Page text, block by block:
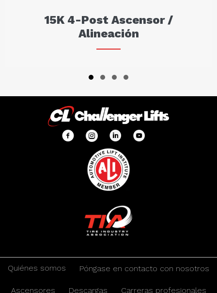
15K 4-Post Ascensor /
Alineación
Quiénes somos Póngase en contacto con nosotros
Ascensores Descargas Carreras profesionales